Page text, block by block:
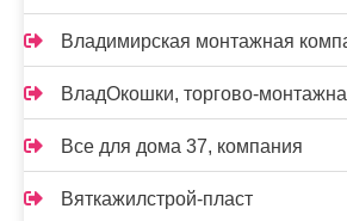
Владимирская монтажная
ВладОкошки, торгово-
Все для дома 37, компания
Вяткажилстрой-пласт